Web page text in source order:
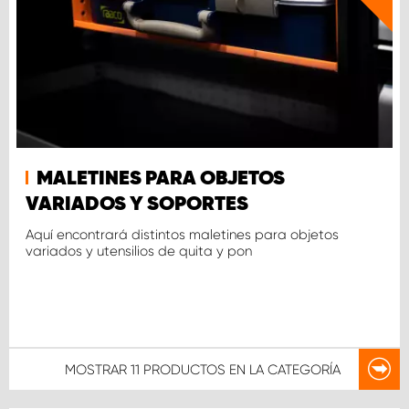
MALETINES PARA OBJETOS
VARIADOS Y SOPORTES
Aquí encontrará distintos maletines para objetos
variados y utensilios de quita y pon
MOSTRAR 11 PRODUCTOS EN LA CATEGORÍA